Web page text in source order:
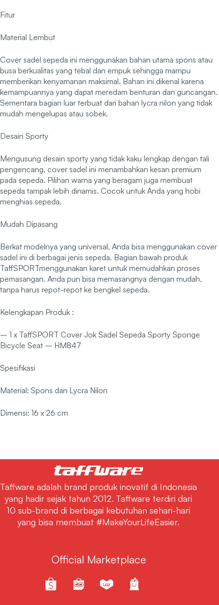
Fitur
Material Lembut
Cover sadel sepeda ini menggunakan bahan utama spons atau
busa berkualitas yang tebal dan empuk sehingga mampu
memberikan kenyamanan maksimal. Bahan ini dikenal karena
kemampuannya yang dapat meredam benturan dan guncangan.
Sementara bagian luar terbuat dari bahan lycra nilon yang tidak
mudah mengelupas atau sobek.
Desain Sporty
Mengusung desain sporty yang tidak kaku lengkap dengan tali
pengencang, cover sadel ini menambahkan kesan premium
pada sepeda. Pilihan warna yang beragam juga membuat
sepeda tampak lebih dinamis. Cocok untuk Anda yang hobi
menghias sepeda.
Mudah Dipasang
Berkat modelnya yang universal, Anda bisa menggunakan cover
sadel ini di berbagai jenis sepeda. Bagian bawah produk
TaffSPORTmenggunakan karet untuk memudahkan proses
pemasangan. Anda pun bisa memasangnya dengan mudah,
tanpa harus repot-repot ke bengkel sepeda.
Kelengkapan Produk :
– 1 x TaffSPORT Cover Jok Sadel Sepeda Sporty Sponge
Bicycle Seat – HM847
Spesifikasi
Material: Spons dan Lycra Nilon
Dimensi: 16 x 26 cm
Taffware adalah brand produk inovatif di Indonesia
yang hadir sejak tahun 2012. Taffware terdiri dari
10 sub-brand di berbagai kebutuhan sehari-hari
yang bisa membuat #MakeYourLifeEasier.
Official Marketplace